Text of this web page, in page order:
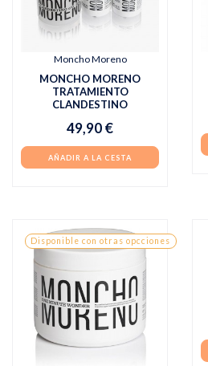
Moncho Moreno
MONCHO MORENO
TRATAMIENTO
CLANDESTINO
49,90 €
AÑADIR A LA CESTA
Disponible con otras opcciones